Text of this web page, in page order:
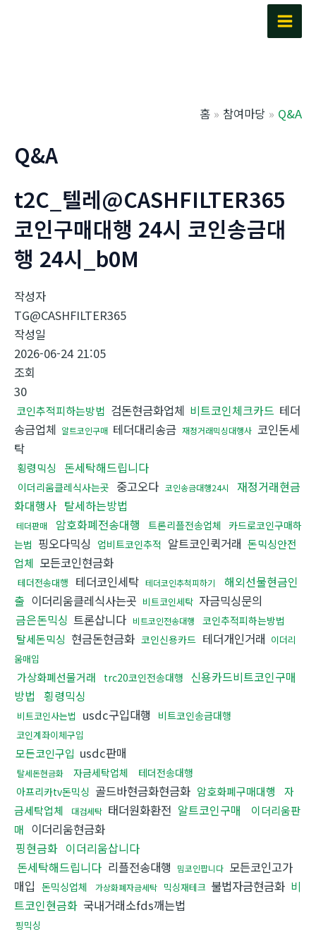
Main
홈 참여마당 Q&A
Q&A
t2C_텔레@CASHFILTER365
코인구매대행 24시 코인송금대
행 24시_b0M
작성자
TG@CASHFILTER365
작성일
2026-06-24 21:05
조회
30
코인추적피하는방법 검돈현금화업체 비트코인체크카드 테더
송금업체 알트코인구매 테더대리송금 재정거래믹싱대행사 코인돈세
탁
횡령믹싱 돈세탁해드립니다
이더리움클레식사는곳 중고오다 코인송금대행24시
재정거래현금
화대행사 탈세하는방법
테더판매 암호화폐전송대행 트론리플전송업체 카드로코인구매하
는법 핑오다믹싱 업비트코인추적 알트코인퀵거래 돈믹싱안전
업체 모든코인현금화
테더전송대행 테더코인세탁 테더코인추척피하기
해외선물현금인
출 이더리움클레식사는곳 비트코인세탁 자금믹싱문의
금은돈믹싱 트론삽니다 비트코인전송대행 코인추적피하는방법
탈세돈믹싱 현금돈현금화 코인신용카드 테더개인거래 이더리
움매입
가상화폐선물거래 trc20코인전송대행 신용카드비트코인구매
방법
횡령믹싱
비트코인사는법 usdc구입대행 비트코인송금대행
코인계좌이체구입
모든코인구입 usdc판매
탈세돈현금화 자금세탁업체
테더전송대행
아프리카tv돈믹싱 골드바현금화현금화 암호화폐구매대행
자
금세탁업체
대검세탁 태더원화환전 알트코인구매
이더리움판
매 이더리움현금화
핑현금화 이더리움삽니다
돈세탁해드립니다 리플전송대행 밈코인팝니다 모든코인고가
매입 돈믹싱업체 가상화폐자금세탁 믹싱재테크 불법자금현금화 비
트코인현금화 국내거래소fds깨는법
핑믹싱